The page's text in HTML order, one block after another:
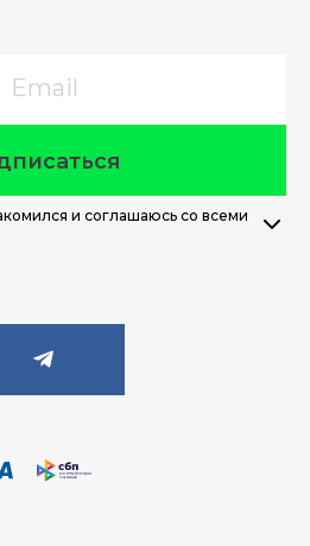
и соглашаюсь со всеми